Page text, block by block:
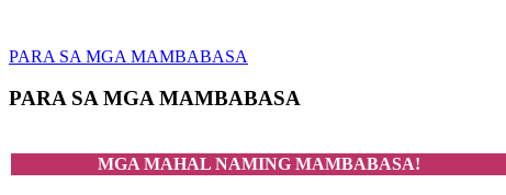
PARA SA MGA MAMBABASA
PARA SA MGA MAMBABASA
MGA MAHAL NAMING MAMBABASA!